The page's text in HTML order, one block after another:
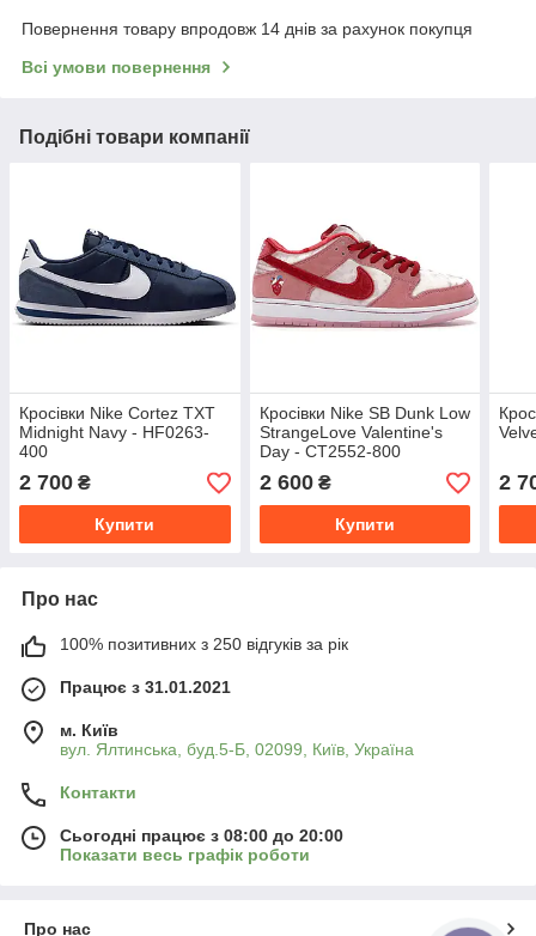
Повернення товару впродовж 14 днів за рахунок покупця
Всі умови повернення
Подібні товари компанії
Кросівки Nike Cortez TXT
Midnight Navy - HF0263-
400
2 700 ₴
Купити
Кросівки Nike SB Dunk Low
StrangeLove Valentine's
Day - CT2552-800
2 600₴
Купити
2
Про нас
100% позитивних з 250 відгуків за рік
Працює з 31.01.2021
м. Київ
вул. Ялтинська, буд.5-Б, 02099, Київ, Україна
Контакти
Сьогодні працює з 08:00 до 20:00
Показати весь графік роботи
Про нас